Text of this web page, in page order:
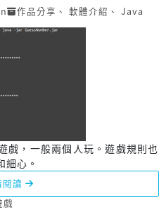
作品分享 、 軟體介紹 、 Java
戲，一般兩個人玩。遊戲規則也
心。
讀
戲